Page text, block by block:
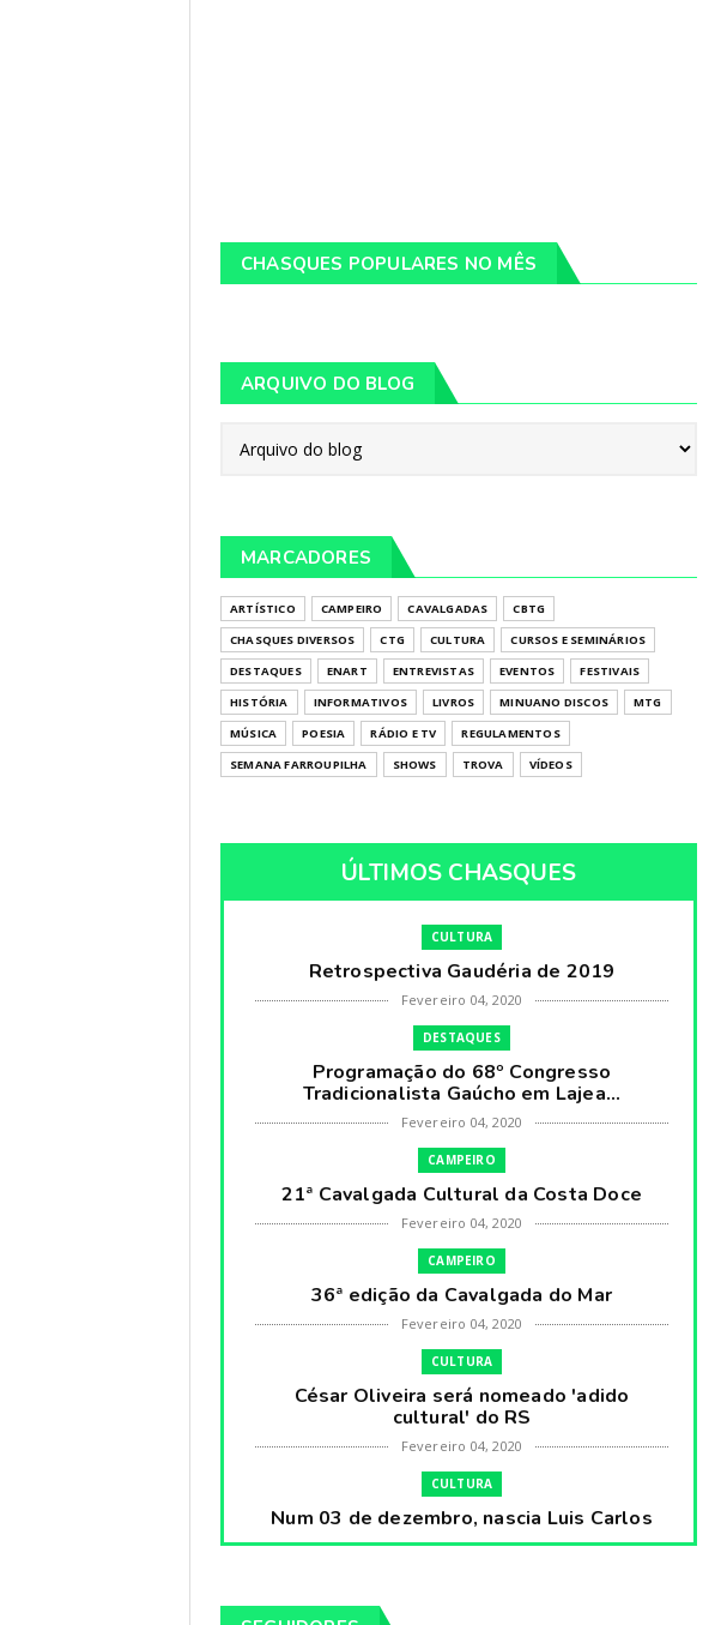
CHASQUES POPULARES NO MÊS
ARQUIVO DO BLOG
MARCADORES
ARTÍSTICO CAMPEIRO CAVALGADAS
CBTG
CHASQUES DIVERSOS
CTG CULTURA
CURSOS E SEMINÁRIOS
DESTAQUES
ENART ENTREVISTAS EVENTOS
FESTIVAIS
HISTÓRIA
INFORMATIVOS LIVROS MINUANO DISCOS
MTG
MÚSICA
POESIA RÁDIO E TV
REGULAMENTOS
SEMANA FARROUPILHA
SHOWS TROVA VÍDEOS
ÚLTIMOS CHASQUES
CULTURA
Retrospectiva Gaudéria de 2019
Fevereiro 04, 2020
DESTAQUES
Programação do 68º Congresso
Tradicionalista Gaúcho em Lajea...
Fevereiro 04, 2020
CAMPEIRO
21ª Cavalgada Cultural da Costa Doce
Fevereiro 04, 2020
CAMPEIRO
36ª edição da Cavalgada do Mar
Fevereiro 04, 2020
CULTURA
César Oliveira será nomeado 'adido
cultural' do RS
Fevereiro 04, 2020
CULTURA
Num 03 de dezembro, nascia Luis Carlos
Prestes, o Cavaleiro ...